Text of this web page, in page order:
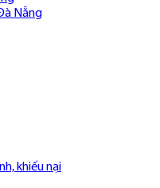
Nẵng
khiếu nại